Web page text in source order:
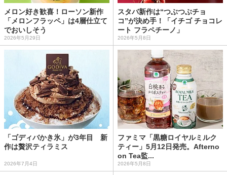
メロン好き歓喜！ローソン新作
「メロンフラッペ」は4層仕立て
でおいしそう
2026年5月29日
スタバ新作は“つぶつぶチョ
コ”が決め手！「イチゴ チョコレ
ート フラペチーノ」
2026年5月8日
「ゴディバかき氷」が3年目 新
作は贅沢ティラミス
2026年7月4日
ファミマ「黒糖ロイヤルミルク
ティー」5月12日発売。Afterno
on Tea監...
2026年5月8日